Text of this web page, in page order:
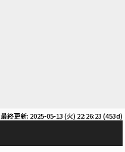
最終更新: 2025-05-13 (火) 22:26:23(453d)